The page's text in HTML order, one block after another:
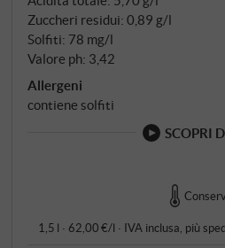
Zuccheri residui: 0,89 g/l
Solfiti: 78 mg/l
Valore ph: 3,42
Allergeni
contiene solfiti
SCOPRI
1,5 l · 62,00 €/l · IVA inclusa, più